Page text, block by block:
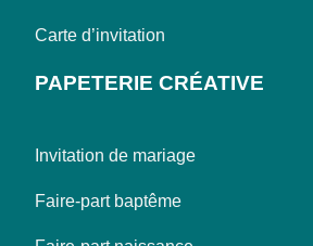
Carte d’invitation
PAPETERIE CRÉATIVE
Invitation de mariage
Faire-part baptême